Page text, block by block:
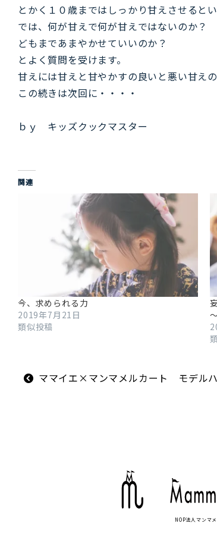
とかく１０歳まではしっかり甘えさせると
では、何が甘えで何が甘えではないのか？
どもまであまやかせていいのか？
とよく質問を受けます。
甘えには甘えと甘やかすの良いと悪い甘え
この続きは次回に・・・・
ｂｙ キッズクックマスター
関連
今、求められる力
2019年7月21日
類似投稿
稿 ママイエ×マンマメルカート モデル
NOP法人マンマ